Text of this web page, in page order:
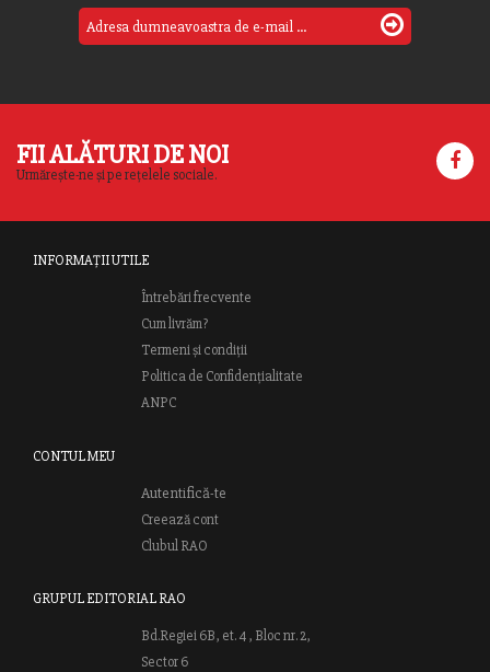
FII ALĂTURI DE NOI
Urmărește-ne și pe rețelele sociale.
INFORMAȚII UTILE
Întrebări frecvente
Cum livrăm?
Termeni și condiții
Politica de Confidențialitate
ANPC
CONTUL MEU
Autentifică-te
Creează cont
Clubul RAO
GRUPUL EDITORIAL RAO
Bd.Regiei 6B, et. 4 , Bloc nr. 2,
Sector 6